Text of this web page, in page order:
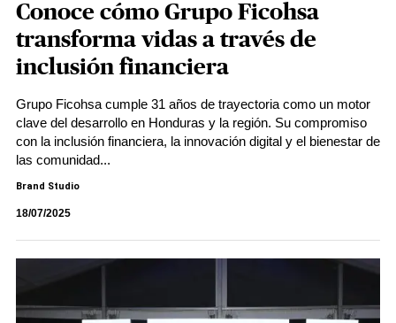
Conoce cómo Grupo Ficohsa
transforma vidas a través de
inclusión financiera
Grupo Ficohsa cumple 31 años de trayectoria como un motor
clave del desarrollo en Honduras y la región. Su compromiso
con la inclusión financiera, la innovación digital y el bienestar de
las comunidad...
Brand Studio
18/07/2025